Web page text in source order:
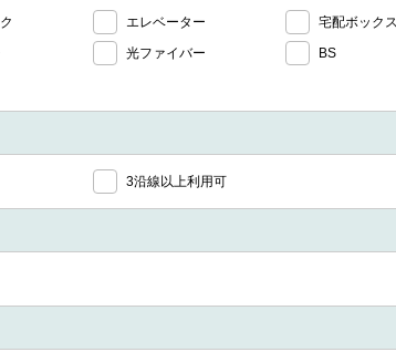
エレベーター
宅配ボックス
光ファイバー
BS
3沿線以上利用可